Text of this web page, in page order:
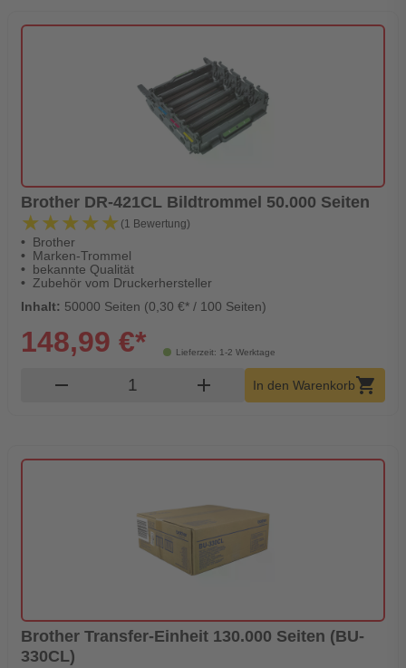
Brother DR-421CL Bildtrommel 50.000 Seiten
★★★★★
★★★★★ (1 Bewertung)
Brother
Marken-Trommel
bekannte Qualität
Zubehör vom Druckerhersteller
Inhalt: 50000 Seiten (0,30 €* / 100 Seiten)
Lieferzeit: 1-2 Werktage
148,99 €*
remove Produkt Warenkorb Menge
add In den Warenkorbshopping_cart
Brother Transfer-Einheit 130.000 Seiten (BU-
330CL)